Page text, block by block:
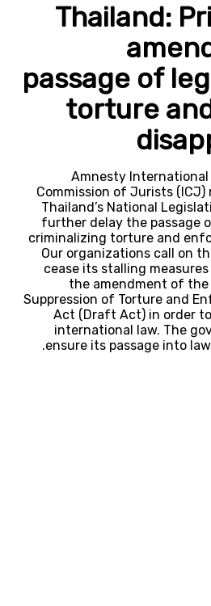
Thailand:
passage of
torture
Amnesty
Commission of Jurists
Thailand’s National
further delay the passage
criminalizing torture and
Our organizations call on
cease its stalling
the amendment of
Suppression of Torture and
Act (Draft Act) in order
international law. The
ensure its passage into